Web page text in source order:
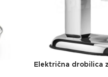
Električna drobilica